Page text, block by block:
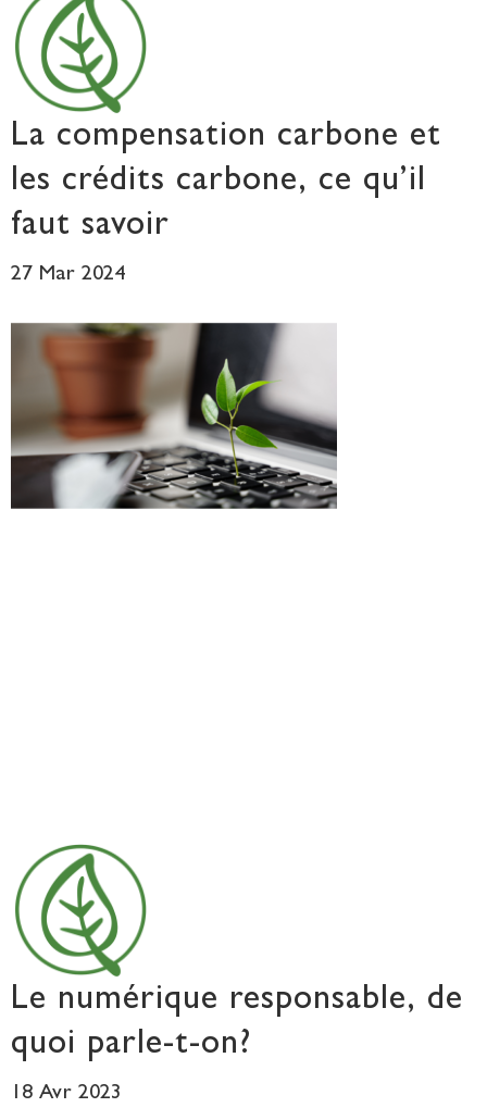
La compensation carbone et
les crédits carbone, ce qu’il
faut savoir
27 Mar 2024
Le numérique responsable, de
quoi parle-t-on?
18 Avr 2023